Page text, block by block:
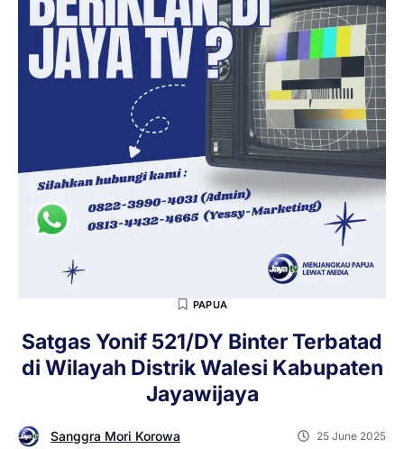
PAPUA
Satgas Yonif 521/DY Binter Terbatad
di Wilayah Distrik Walesi Kabupaten
Jayawijaya
Sanggra Mori Korowa 25 June 2025